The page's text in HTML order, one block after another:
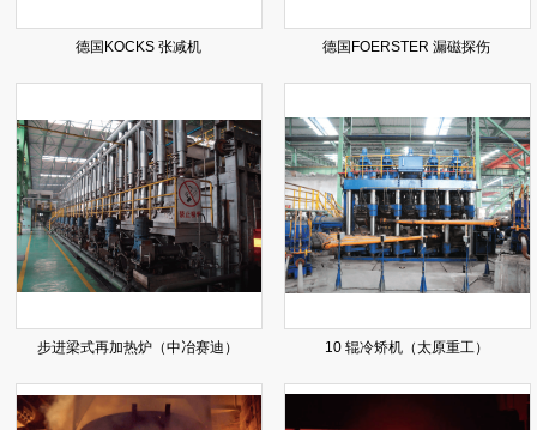
德国KOCKS 张减机 德国FOERSTER 漏磁探伤
步进梁式再加热炉（中冶赛迪） 10 辊冷矫机（太原重工）